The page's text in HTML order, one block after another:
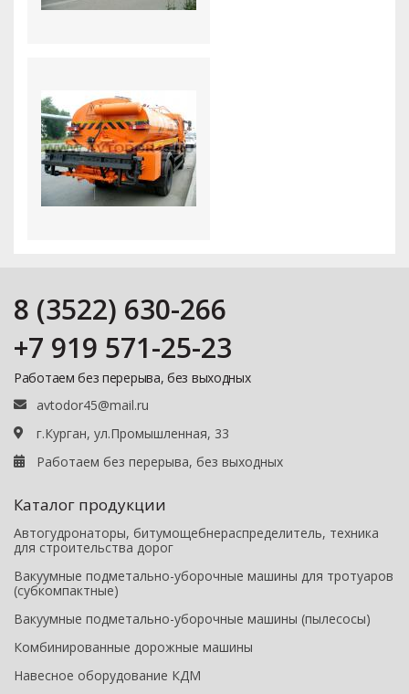
8 (3522) 630-266
+7 919 571-25-23
Работаем без перерыва, без выходных
avtodor45@mail.ru
г.Курган, ул.Промышленная, 33
Работаем без перерыва, без выходных
Каталог продукции
Автогудронаторы, битумощебнераспределитель, техника
для строительства дорог
Вакуумные подметально-уборочные машины для тротуаров
(субкомпактные)
Вакуумные подметально-уборочные машины (пылесосы)
Комбинированные дорожные машины
Навесное оборудование КДМ